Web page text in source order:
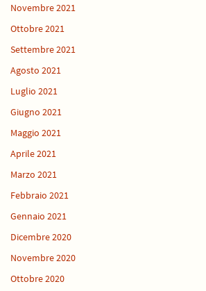
Novembre 2021
Ottobre 2021
Settembre 2021
Agosto 2021
Luglio 2021
Giugno 2021
Maggio 2021
Aprile 2021
Marzo 2021
Febbraio 2021
Gennaio 2021
Dicembre 2020
Novembre 2020
Ottobre 2020